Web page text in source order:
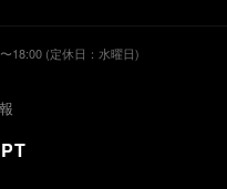
18:00 (定休日：水曜日)